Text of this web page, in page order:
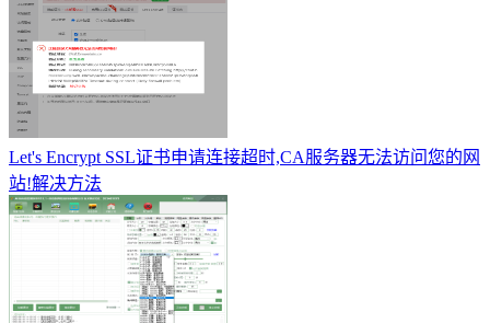
Let's Encrypt SSL证书申请连接超时,CA服务器无法访问您的网
站!解决方法